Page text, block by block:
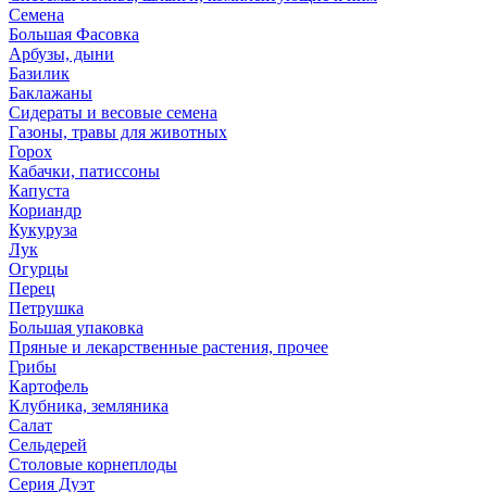
Семена
Большая Фасовка
Арбузы, дыни
Базилик
Баклажаны
Сидераты и весовые семена
Газоны, травы для животных
Горох
Кабачки, патиссоны
Капуста
Кориандр
Кукуруза
Лук
Огурцы
Перец
Петрушка
Большая упаковка
Пряные и лекарственные растения, прочее
Грибы
Картофель
Клубника, земляника
Салат
Сельдерей
Столовые корнеплоды
Серия Дуэт